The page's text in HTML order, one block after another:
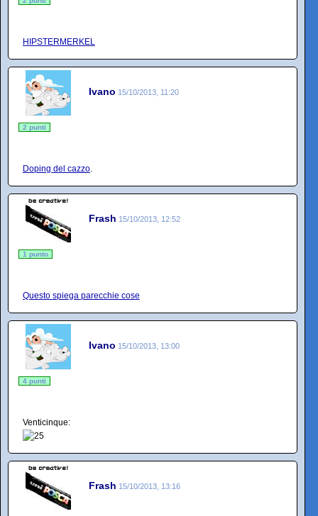
HIPSTERMERKEL
Ivano 15/10/2013, 11:20
2 punti
Doping del cazzo.
Frash 15/10/2013, 12:52
1 punto
Questo spiega parecchie cose
Ivano 15/10/2013, 13:00
4 punti
Venticinque:
Frash 15/10/2013, 13:16